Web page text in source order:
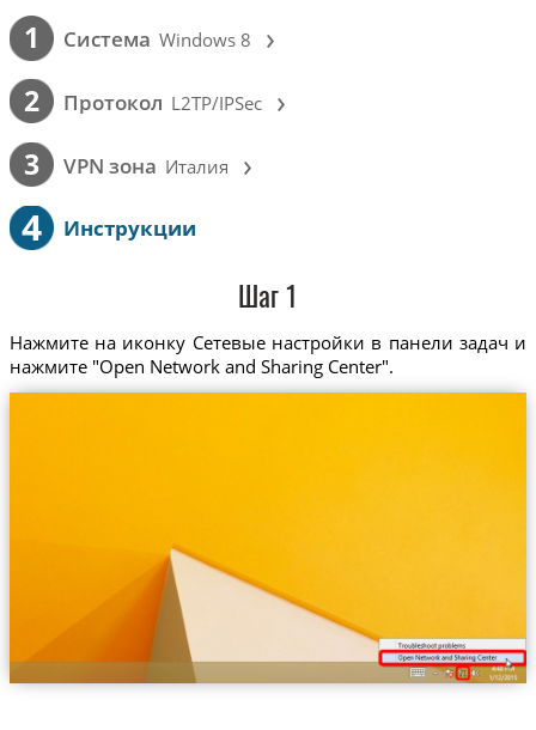
1 Cистема Windows 8 ›
2 Протокол L2TP/IPSec ›
3 VPN зона Италия ›
4 Инструкции
Шаг 1
Нажмите на иконку Сетевые настройки в панели задач и
нажмите "Open Network and Sharing Center".